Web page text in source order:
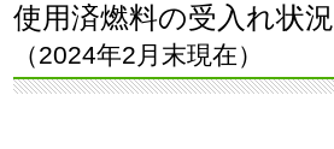
使用済燃料の受入れ状況
（2024年2月末現在）